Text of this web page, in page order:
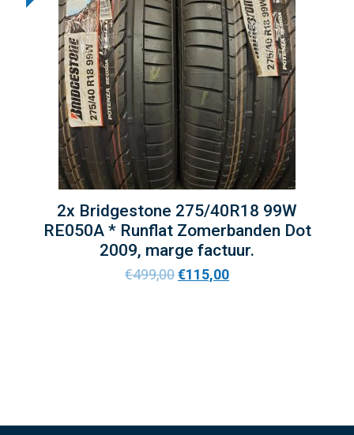
2x Bridgestone 275/40R18 99W
RE050A * Runflat Zomerbanden Dot
2009, marge factuur.
€499,00€115,00